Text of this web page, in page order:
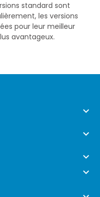
standard sont
les versions
pour leur meilleur
avantageux.



